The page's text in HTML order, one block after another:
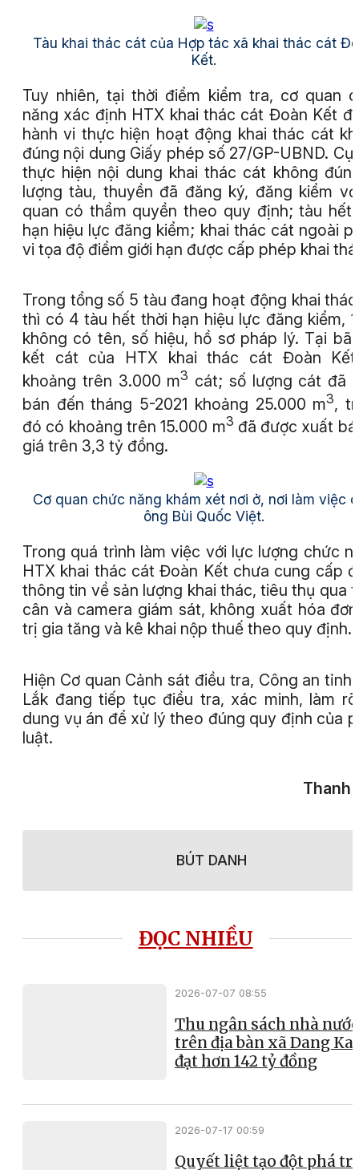
Tàu khai thác cát của Hợp tác xã khai thác cát
Kết.
Tuy nhiên, tại thời điểm kiểm tra, cơ quan
năng xác định HTX khai thác cát Đoàn Kết
hành vi thực hiện hoạt động khai thác cát
đúng nội dung Giấy phép số 27/GP-UBND. Cụ
thực hiện nội dung khai thác cát không
lượng tàu, thuyền đã đăng ký, đăng kiểm
quan có thẩm quyền theo quy định; tàu hết
hạn hiệu lực đăng kiểm; khai thác cát ngoài
vi tọa độ điểm giới hạn được cấp phép khai
Trong tổng số 5 tàu đang hoạt động khai
thì có 4 tàu hết thời hạn hiệu lực đăng kiểm,
không có tên, số hiệu, hồ sơ pháp lý. Tại
kết cát của HTX khai thác cát Đoàn
khoảng trên 3.000 m3 cát; số lượng cát đã
bán đến tháng 5-2021 khoảng 25.000 m3,
đó có khoảng trên 15.000 m3 đã được xuất
giá trên 3,3 tỷ đồng.
Cơ quan chức năng khám xét nơi ở, nơi làm việc
ông Bùi Quốc Việt.
Trong quá trình làm việc với lực lượng chức
HTX khai thác cát Đoàn Kết chưa cung cấp
thông tin về sản lượng khai thác, tiêu thụ qua
cân và camera giám sát, không xuất hóa
trị gia tăng và kê khai nộp thuế theo quy định.
Hiện Cơ quan Cảnh sát điều tra, Công an tỉnh
Lắk đang tiếp tục điều tra, xác minh, làm
dung vụ án để xử lý theo đúng quy định của
luật.
Thanh
BÚT DANH
ĐỌC NHIỀU
2026-07-07 08:55
Thu ngân sách nhà nước
trên địa bàn xã Dang
đạt hơn 142 tỷ đồng
2026-07-17 00:59
Quyết liệt tạo đột phá